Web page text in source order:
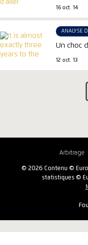
16 oct. 14
ANALYSE
Un choc
12 oct. 13
Arbitrage
© 2026 Contenu ©
statistiques ©